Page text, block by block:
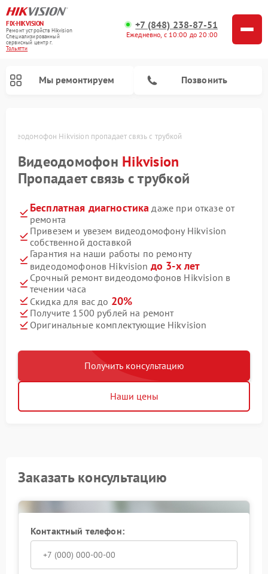
FIX-HIKVISION
Ремонт устройств Hikvision
Специализированный
cервисный центр г.
Тольятти
+7 (848) 238-87-51
Ежедневно, с 10:00 до 20:00
Мы ремонтируем Позвонить
Видеодомофон Hikvision пропадает связь с трубкой
Видеодомофон Hikvision
Пропадает связь с трубкой
Бесплатная диагностика даже при отказе от
ремонта
Привезем и увезем видеодомофону Hikvision
собственной доставкой
Гарантия на наши работы по ремонту
видеодомофонов Hikvision до 3-х лет
Срочный ремонт видеодомофонов Hikvision в
течении часа
Скидка для вас до 20%
Получите 1500 рублей на ремонт
Оригинальные комплектующие Hikvision
Получить консультацию
Наши цены
Заказать консультацию
Контактный телефон: